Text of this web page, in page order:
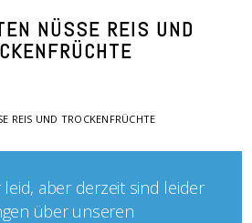
NÜSSE REIS UND
REIS UND TROCKENFRÜCHTE
aber derzeit sind leider
über unseren